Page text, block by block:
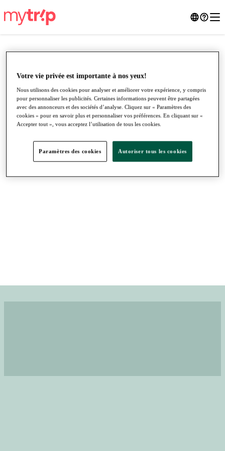
●●●
Votre vie privée est importante à nos yeux!
Nous utilisons des cookies pour analyser et améliorer votre expérience, y compris
pour personnaliser les publicités. Certaines informations peuvent être partagées
avec des annonceurs et des sociétés d’analyse. Cliquez sur « Paramètres des
cookies » pour en savoir plus et personnaliser vos préférences. En cliquant sur «
Accepter tout », vous acceptez l’utilisation de tous les cookies.
Paramètres des cookies Autoriser tous les cookies